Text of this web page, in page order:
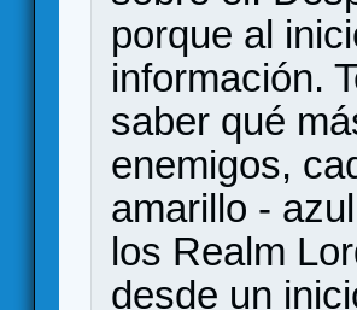
porque al
información.
saber qué
enemigos,
amarillo -
los Realm
desde un